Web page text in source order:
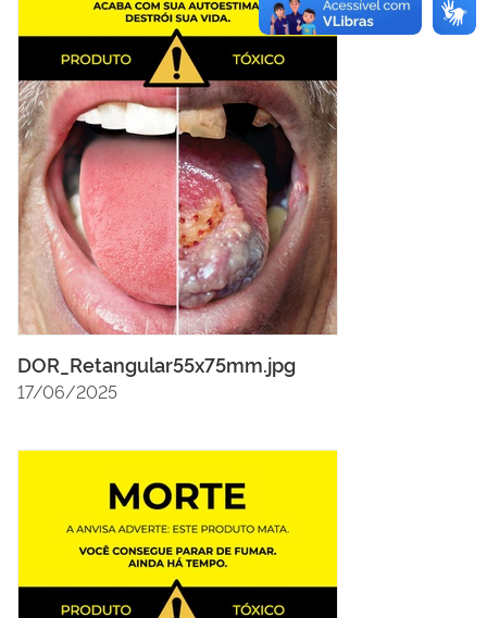
DOR_Retangular55x75mm.jpg
17/06/2025